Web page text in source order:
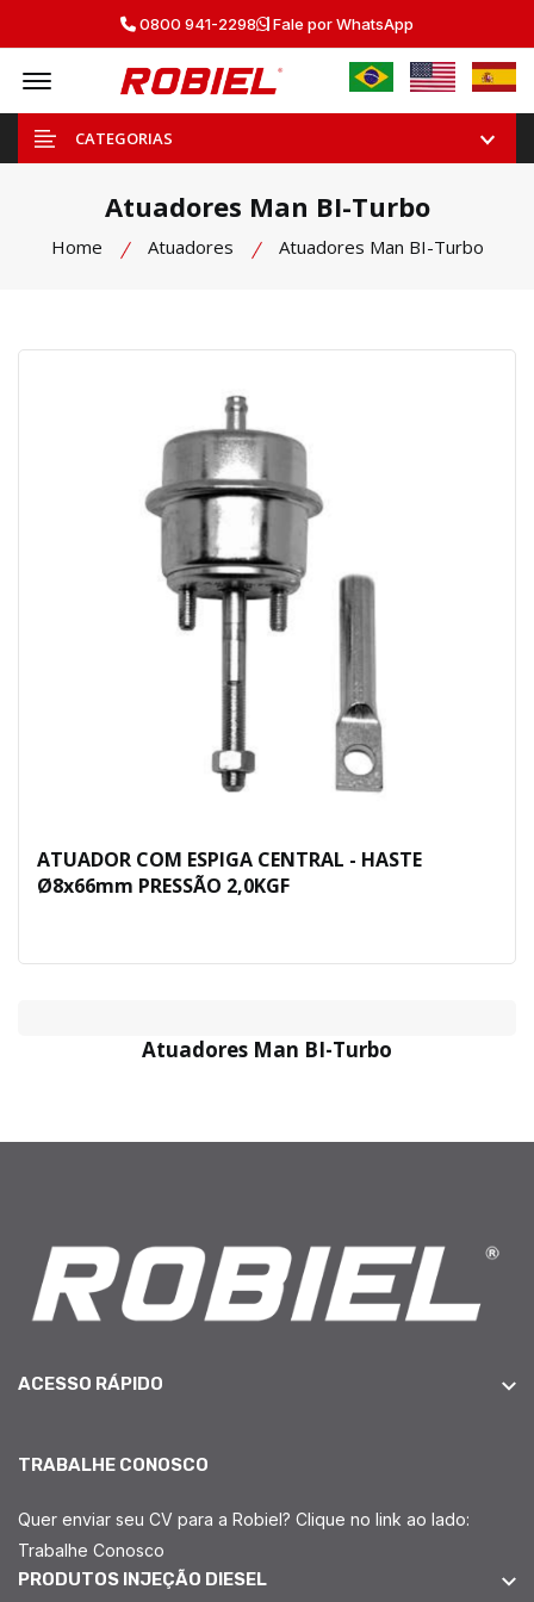
0800 941-2298 Fale por WhatsApp
Offcanvas Menu Open
CATEGORIAS
Atuadores Man BI-Turbo
Home Atuadores Atuadores Man BI-Turbo
ATUADOR COM ESPIGA CENTRAL - HASTE
Ø8x66mm PRESSÃO 2,0KGF
Atuadores Man BI-Turbo
ACESSO RÁPIDO
TRABALHE CONOSCO
Quer enviar seu CV para a Robiel? Clique no link ao lado:
Trabalhe Conosco
PRODUTOS INJEÇÃO DIESEL